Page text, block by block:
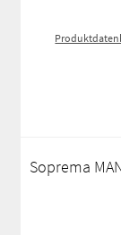
Soprema